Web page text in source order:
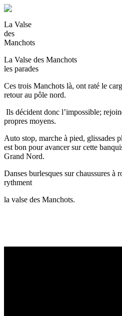
La Valse
des
Manchots
La Valse des Manchots
les parades
Ces trois Manchots là, ont raté le
retour au pôle nord.
Ils décident donc l’impossible;
propres moyens.
Auto stop, marche à pied, glissades
est bon pour avancer sur cette
Grand Nord.
Danses burlesques sur chaussures à
rythment
la valse des Manchots.